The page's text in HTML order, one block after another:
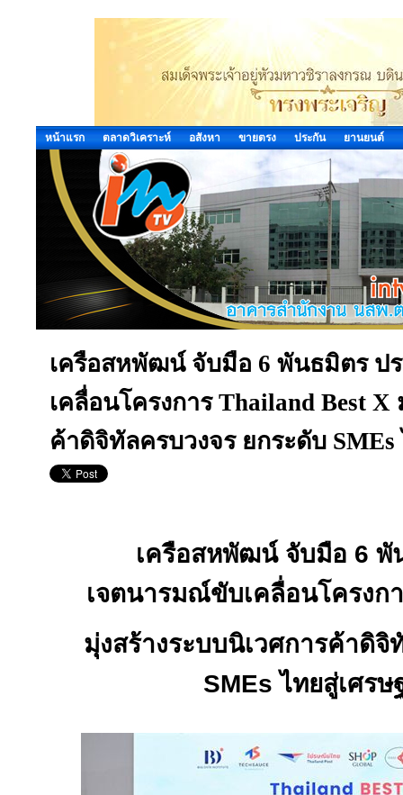
หน้าแรก ตลาดวิเคราะห์ อสังหา ขายตรง ประกัน ยานยนต์
เครือสหพัฒน์ จับมือ 6 พันธมิตร ป
เคลื่อนโครงการ Thailand Best X
ค้าดิจิทัลครบวงจร ยกระดับ
เครือสหพัฒน์ จับมือ 6 พั
เจตนารมณ์ขับเคลื่อนโครงก
มุ่งสร้างระบบนิเวศการค้าดิจิ
SMEsไทยสู่เศร